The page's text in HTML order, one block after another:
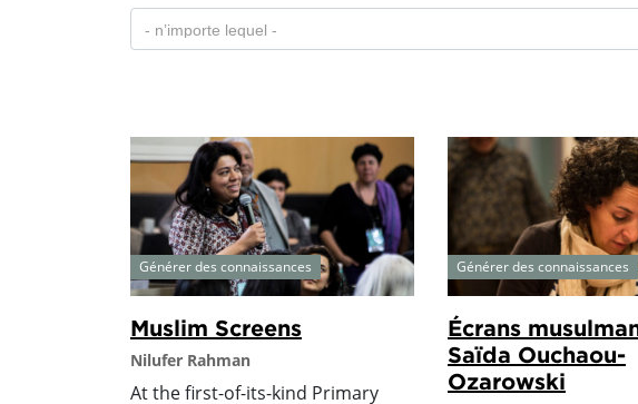
Générer des connaissances
Muslim Screens
Nilufer Rahman
At the first-of-its-kind Primary
Générer des connaissances
Écrans
Saïda Ouchaou-
Ozarowski